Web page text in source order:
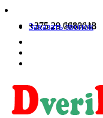
+375 29 6680613
+375 29 7717048
Заказать звонок